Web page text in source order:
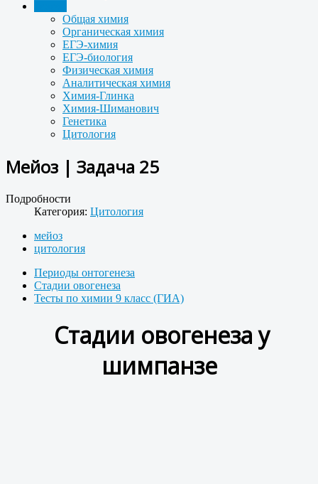
Общая химия
Органическая химия
ЕГЭ-химия
ЕГЭ-биология
Физическая химия
Аналитическая химия
Химия-Глинка
Химия-Шиманович
Генетика
Цитология
Мейоз | Задача 25
Подробности
Категория: Цитология
мейоз
цитология
Периоды онтогенеза
Стадии овогенеза
Тесты по химии 9 класс (ГИА)
Стадии овогенеза у
шимпанзе